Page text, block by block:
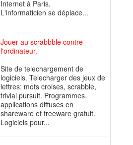
Internet à Paris.
L'informaticien se déplace...
Jouer au scrabbble contre
l'ordinateur.
Site de telechargement de
logiciels. Telecharger des jeux de
lettres: mots croises, scrabble,
trivial pursuit. Programmes,
applications diffuses en
shareware et freeware gratuit.
Logiciels pour...